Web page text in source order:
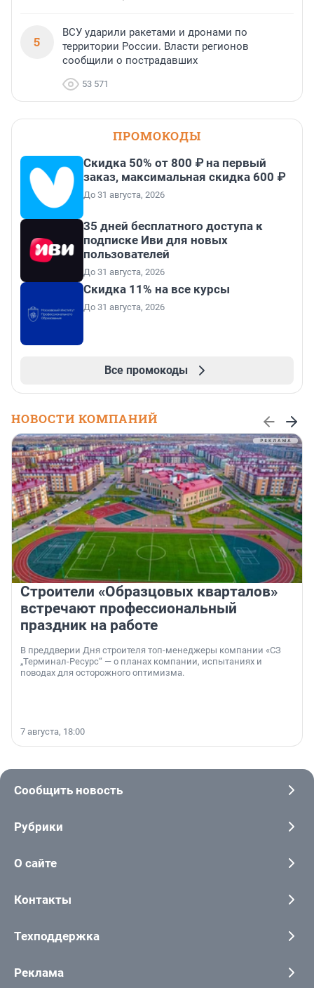
5
ВСУ ударили ракетами и дронами по
территории России. Власти регионов
сообщили о пострадавших
53 571
ПРОМОКОДЫ
Скидка 50% от 800 ₽ на первый
заказ, максимальная скидка 600 ₽
До 31 августа, 2026
35 дней бесплатного доступа к
подписке Иви для новых
пользователей
До 31 августа, 2026
Скидка 11% на все курсы
До 31 августа, 2026
Все промокоды
НОВОСТИ КОМПАНИЙ
Строители «Образцовых кварталов»
встречают профессиональный
праздник на работе
В преддверии Дня строителя топ-менеджеры компании «СЗ
„Терминал-Ресурс“ — о планах компании, испытаниях и
поводах для осторожного оптимизма.
7 августа, 18:00
Сообщить новость
Рубрики
О сайте
Контакты
Техподдержка
Реклама